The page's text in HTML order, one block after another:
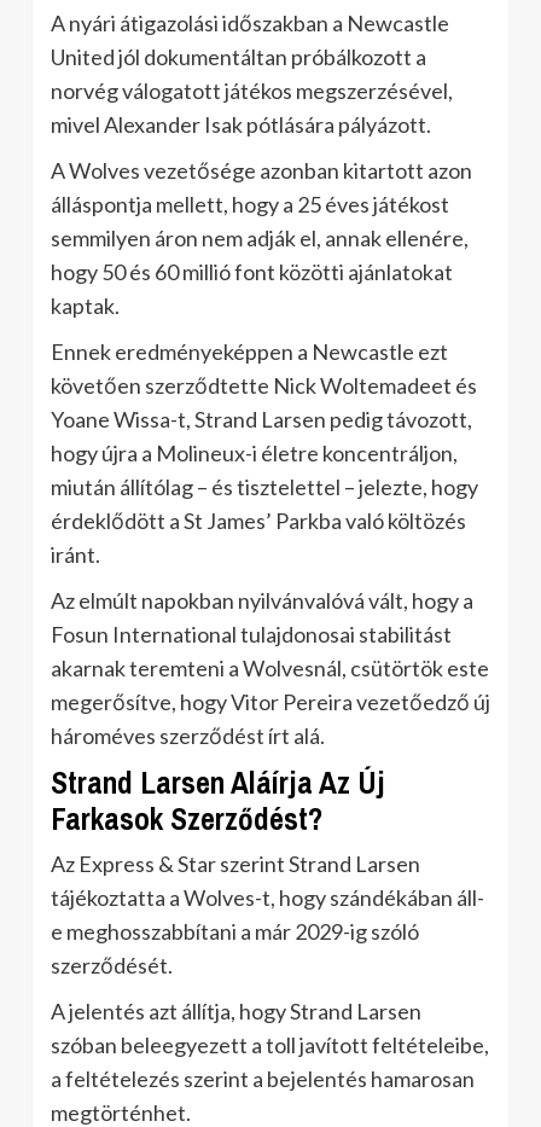
A nyári átigazolási időszakban a Newcastle
United jól dokumentáltan próbálkozott a
norvég válogatott játékos megszerzésével,
mivel Alexander Isak pótlására pályázott.
A Wolves vezetősége azonban kitartott azon
álláspontja mellett, hogy a 25 éves játékost
semmilyen áron nem adják el, annak ellenére,
hogy 50 és 60 millió font közötti ajánlatokat
kaptak.
Ennek eredményeképpen a Newcastle ezt
követően szerződtette Nick Woltemadeet és
Yoane Wissa-t, Strand Larsen pedig távozott,
hogy újra a Molineux-i életre koncentráljon,
miután állítólag – és tisztelettel – jelezte, hogy
érdeklődött a St James’ Parkba való költözés
iránt.
Az elmúlt napokban nyilvánvalóvá vált, hogy a
Fosun International tulajdonosai stabilitást
akarnak teremteni a Wolvesnál, csütörtök este
megerősítve, hogy Vitor Pereira vezetőedző új
hároméves szerződést írt alá.
Strand Larsen Aláírja Az Új
Farkasok Szerződést?
Az Express & Star szerint Strand Larsen
tájékoztatta a Wolves-t, hogy szándékában áll-
e meghosszabbítani a már 2029-ig szóló
szerződését.
A jelentés azt állítja, hogy Strand Larsen
szóban beleegyezett a toll javított feltételeibe,
a feltételezés szerint a bejelentés hamarosan
megtörténhet.